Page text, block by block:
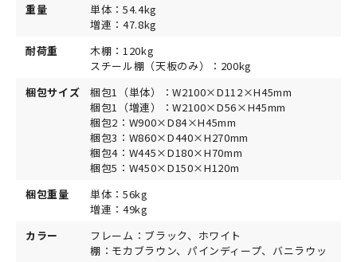
重量
単体：54.4kg
増連：47.8kg
耐荷重
木棚：120kg
スチール棚（天板のみ）：200kg
梱包サイズ
梱包1（単体）：W2100×D112×H45mm
梱包1（増連）：W2100×D56×H45mm
梱包2：W900×D84×H45mm
梱包3：W860×D440×H270mm
梱包4：W445×D180×H70mm
梱包5：W450×D150×H120m
梱包重量
単体：56kg
増連：49kg
カラー
フレーム：ブラック、ホワイト
棚：モカブラウン、パインディープ、バニラウッ